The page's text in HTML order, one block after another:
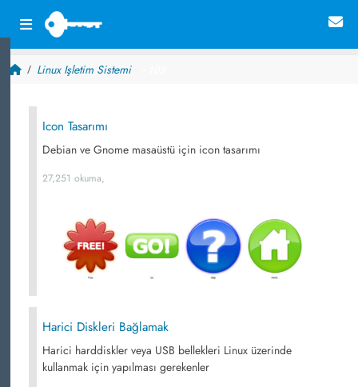
Linux Işletim Sistemi
Icon Tasarımı
Debian ve Gnome masaüstü için icon tasarımı
27,251 okuma,
Harici Diskleri Bağlamak
Harici harddiskler veya USB bellekleri Linux üzerinde
kullanmak için yapılması gerekenler